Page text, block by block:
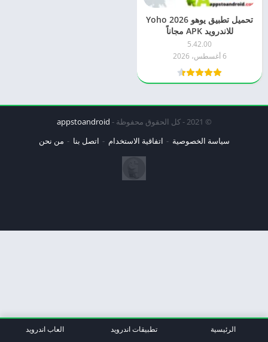
تحميل تطبيق يوهو 2026 Yoho
للاندرويد APK مجاناً
5.42.00
6 أغسطس، 2026
© 2021 - كل الحقوق محفوظة -
appstoandroid
سياسة الخصوصية
اتفاقية الاستخدام اتصل بنا من نحن
الرئيسية تطبيقات اندرويد العاب اندرويد